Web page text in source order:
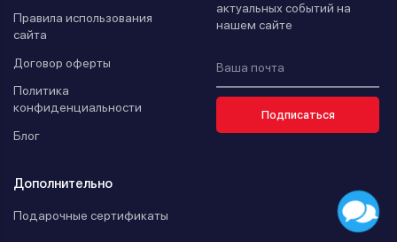
Правила использования
сайта
Договор оферты
Политика
конфиденциальности
Блог
Дополнительно
Подарочные сертификаты
актуальных событий на
нашем сайте
Подписаться